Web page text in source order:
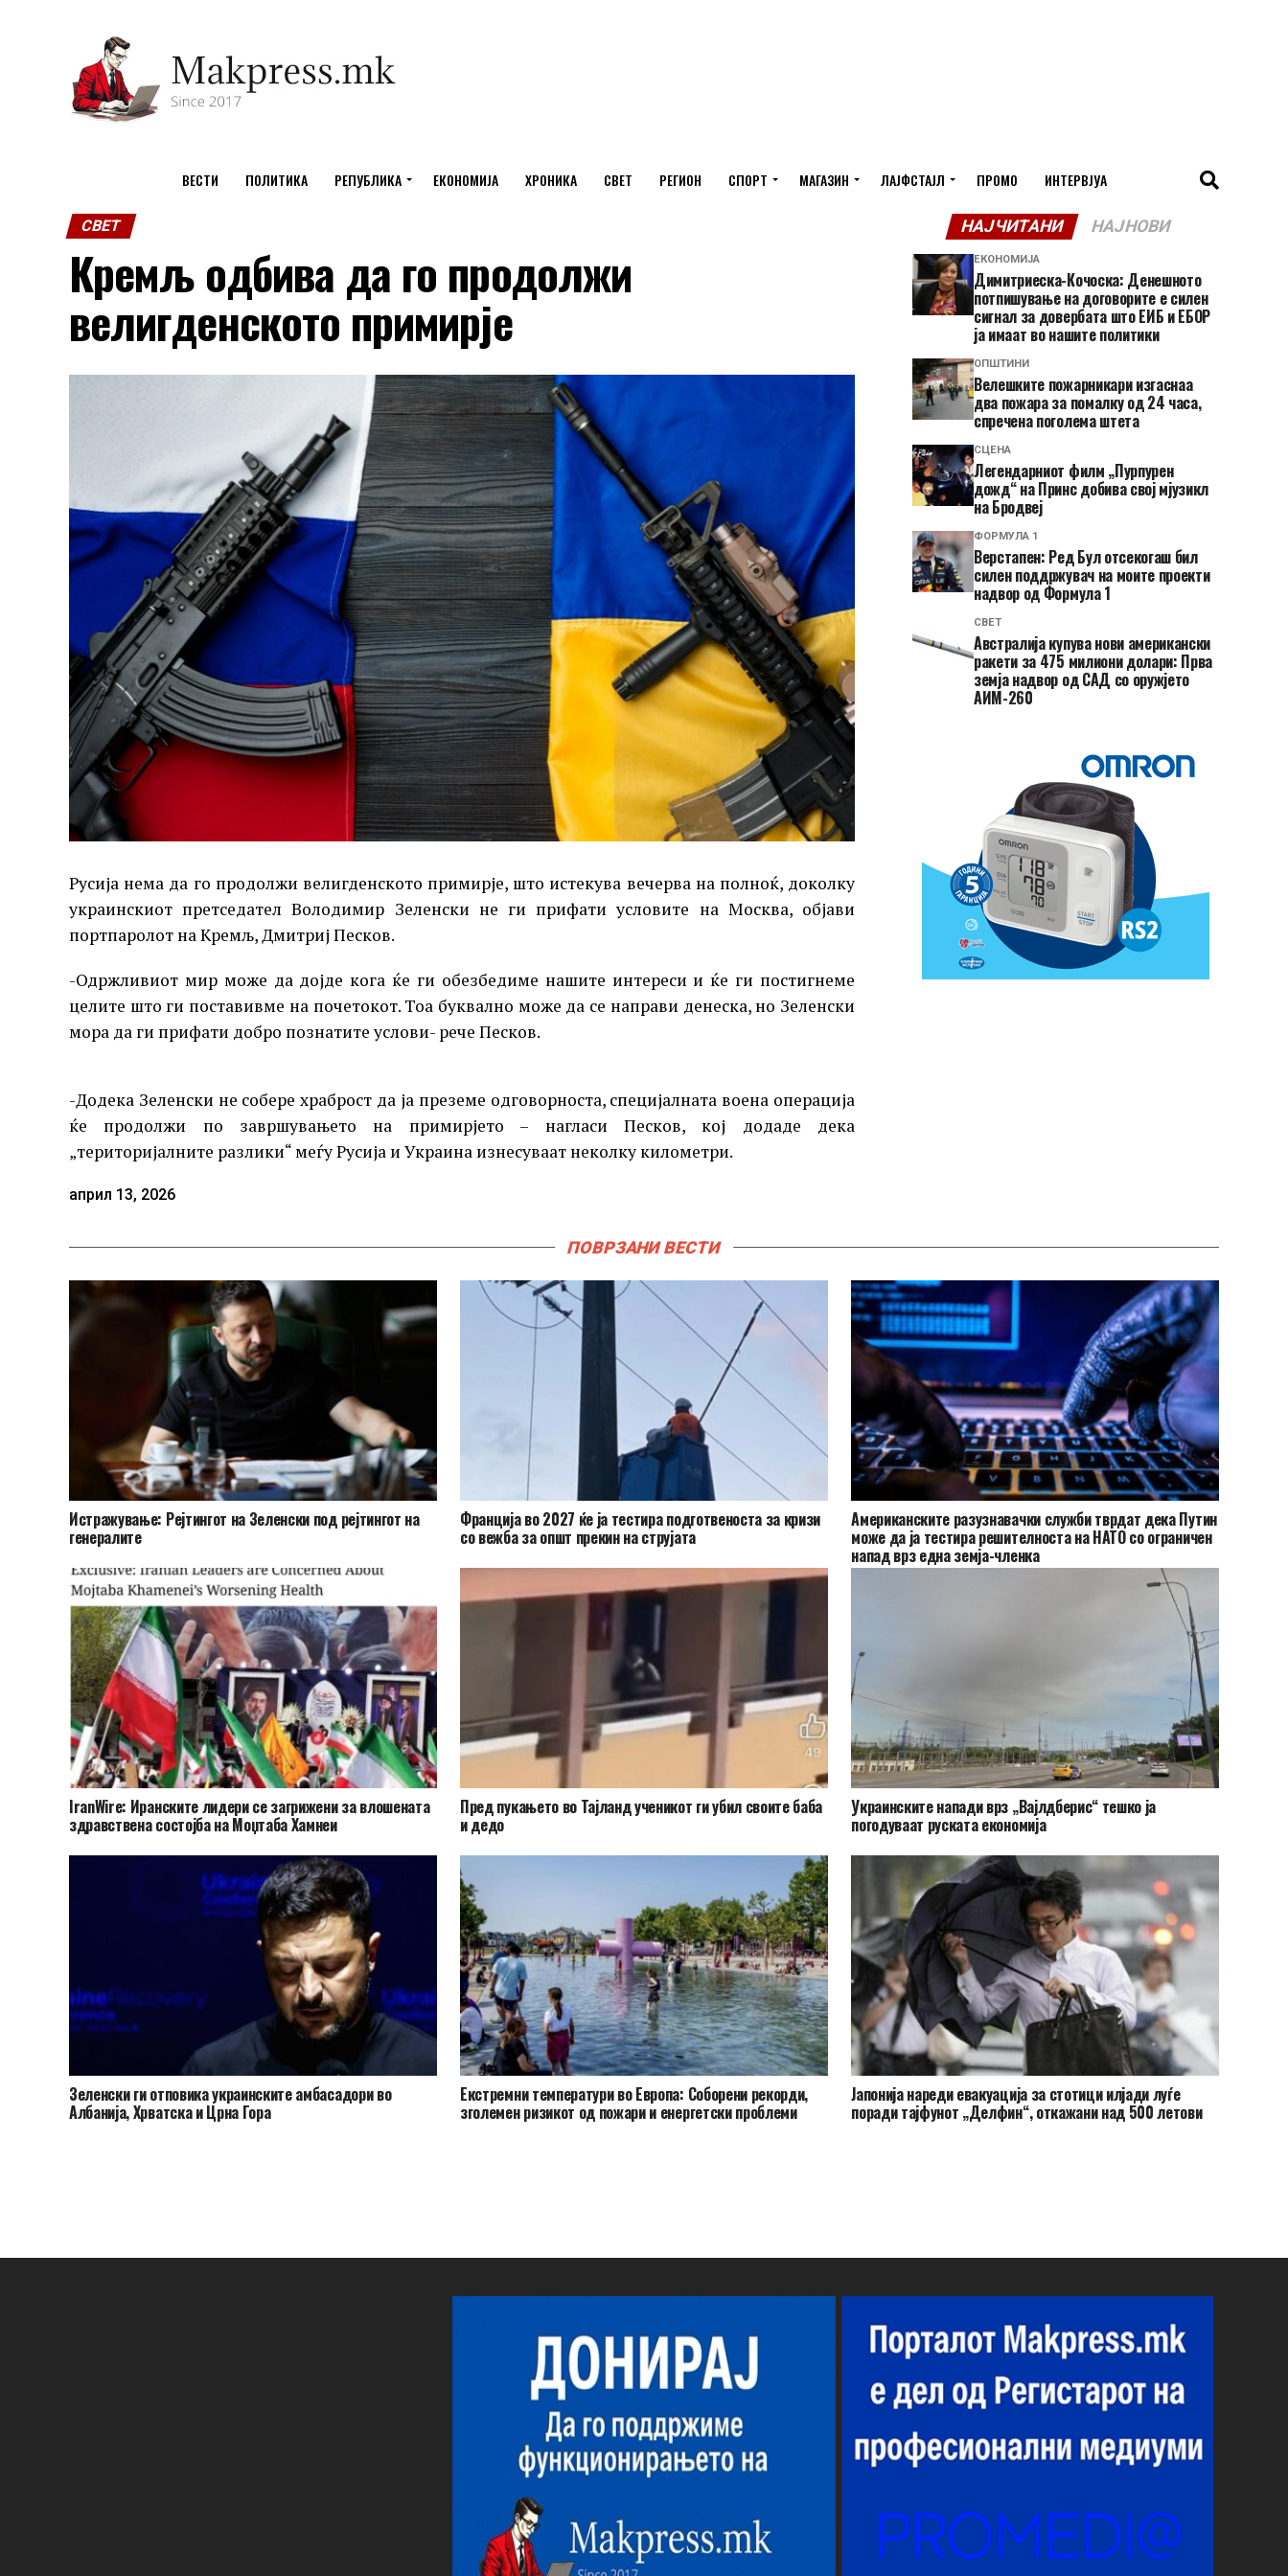
ВЕСТИ ПОЛИТИКА РЕПУБЛИКА ЕКОНОМИЈА ХРОНИКА СВЕТ РЕГИОН СПОРТ МАГАЗИН ЛАЈФСТАЈЛ ПРОМО ИНТЕРВЈУА
СВЕТ
Кремљ одбива да го продолжи
велигденското примирје
Русија нема да го продолжи велигденското примирје, што истекува вечерва на полноќ, доколку
украинскиот претседател Володимир Зеленски не ги прифати условите на Москва, објави
портпаролот на Кремљ, Дмитриј Песков.
-Одржливиот мир може да дојде кога ќе ги обезбедиме нашите интереси и ќе ги постигнеме
целите што ги поставивме на почетокот. Тоа буквално може да се направи денеска, но Зеленски
мора да ги прифати добро познатите услови- рече Песков.
-Додека Зеленски не собере храброст да ја преземе одговорноста, специјалната воена операција
ќе продолжи по завршувањето на примирјето – нагласи Песков, кој додаде дека
„територијалните разлики“ меѓу Русија и Украина изнесуваат неколку километри.
април 13, 2026
НАЈЧИТАНИ НАЈНОВИ
ЕКОНОМИЈА
Димитриеска-Кочоска: Денешното
потпишување на договорите е силен
сигнал за довербата што ЕИБ и ЕБОР
ја имаат во нашите политики
ОПШТИНИ
Велешките пожарникари изгаснаа
два пожара за помалку од 24 часа,
спречена поголема штета
СЦЕНА
Легендарниот филм „Пурпурен
дожд“ на Принс добива свој мјузикл
на Бродвеј
ФОРМУЛА 1
Верстапен: Ред Бул отсекогаш бил
силен поддржувач на моите проекти
надвор од Формула 1
СВЕТ
Австралија купува нови американски
ракети за 475 милиони долари: Прва
земја надвор од САД со оружјето
АИМ-260
ПОВРЗАНИ ВЕСТИ
Истражување: Рејтингот на Зеленски под рејтингот на
генералите
Франција во 2027 ќе ја тестира подготвеноста за кризи
со вежба за општ прекин на струјата
Американските разузнавачки служби тврдат дека Путин
може да ја тестира решителноста на НАТО со ограничен
напад врз една земја-членка
IranWire: Иранските лидери се загрижени за влошената
здравствена состојба на Моџтаба Хамнеи
Пред пукањето во Тајланд ученикот ги убил своите баба
и дедо
Украинските напади врз „Вајлдберис“ тешко ја
погодуваат руската економија
Зеленски ги отповика украинските амбасадори во
Албанија, Хрватска и Црна Гора
Екстремни температури во Европа: Соборени рекорди,
зголемен ризикот од пожари и енергетски проблеми
Јапонија нареди евакуација за стотици илјади луѓе
поради тајфунот „Делфин“, откажани над 500 летови